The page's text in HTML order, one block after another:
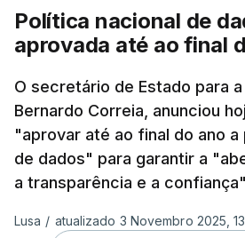
Política nacional de
aprovada até ao final
O secretário de Estado para a
Bernardo Correia, anunciou
"aprovar até ao final do ano a
de dados" para garantir a
a transparência e a
Lusa / atualizado 3 Novembro 2025,